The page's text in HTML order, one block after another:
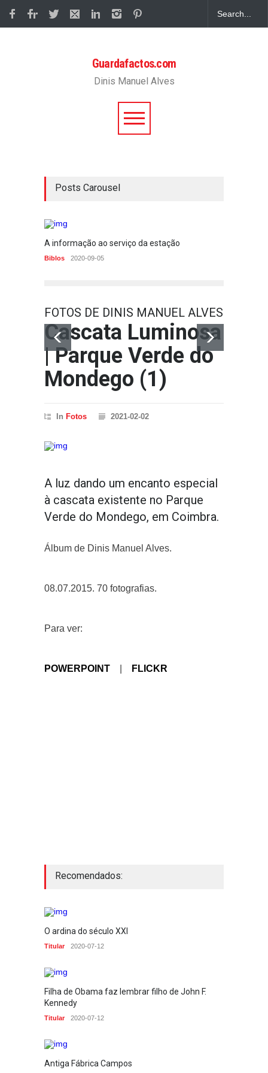
Guardafactos.com
Dinis Manuel Alves
Posts Carousel
A informação ao serviço da estação
Biblos 2020-09-05
FOTOS DE DINIS MANUEL ALVES
Cascata Luminosa
| Parque Verde do
Mondego (1)
In Fotos 2021-02-02
A luz dando um encanto especial
à cascata existente no Parque
Verde do Mondego, em Coimbra.
Álbum de Dinis Manuel Alves.
08.07.2015. 70 fotografias.
Para ver:
POWERPOINT FLICKR
Recomendados:
O ardina do século XXI
Titular 2020-07-12
Filha de Obama faz lembrar filho de John F.
Kennedy
Titular 2020-07-12
Antiga Fábrica Campos